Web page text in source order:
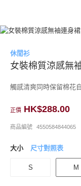
休閒衫
女裝棉質涼感無
觸感清爽同時保留棉花
正價 HK$288.00
商品編號 4550584844065
大小 尺寸對照表
S M